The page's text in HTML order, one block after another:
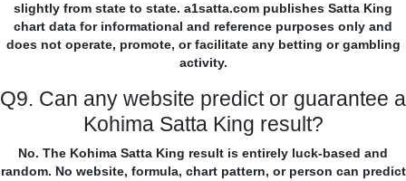
slightly from state to state. a1satta.com publishes Satta King
chart data for informational and reference purposes only and
does not operate, promote, or facilitate any betting or gambling
activity.
Q9. Can any website predict or guarantee a
Kohima Satta King result?
No. The Kohima Satta King result is entirely luck-based and
random. No website, formula, chart pattern, or person can predict